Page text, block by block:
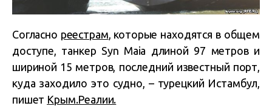
Согласно реестрам , которые находятся в общем
доступе, танкер Syn Maia длиной 97 метров и
шириной 15 метров, последний известный порт,
куда заходило это судно, – турецкий Истамбул,
пишет Крым.Реалии.